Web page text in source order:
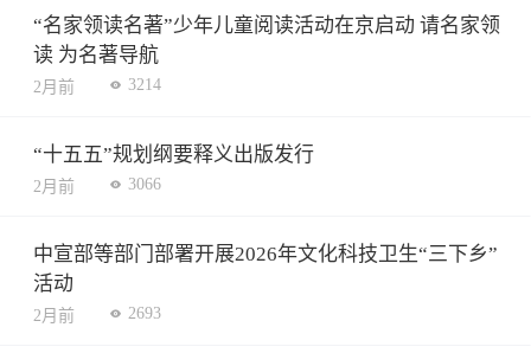
“名家领读名著”少年儿童阅读活动在京启动 请名家领
读 为名著导航
2月前 3214
“十五五”规划纲要释义出版发行
2月前 3066
中宣部等部门部署开展2026年文化科技卫生“三下乡”
活动
2月前 2693